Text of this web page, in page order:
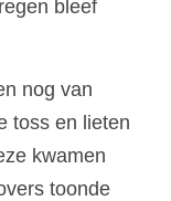
bleef
nog van
toss en lieten
kwamen
toonde